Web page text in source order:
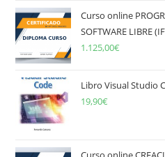
Curso online
SOFTWARE LIBRE
1.125,00€
Libro Visual Studio
19,90€